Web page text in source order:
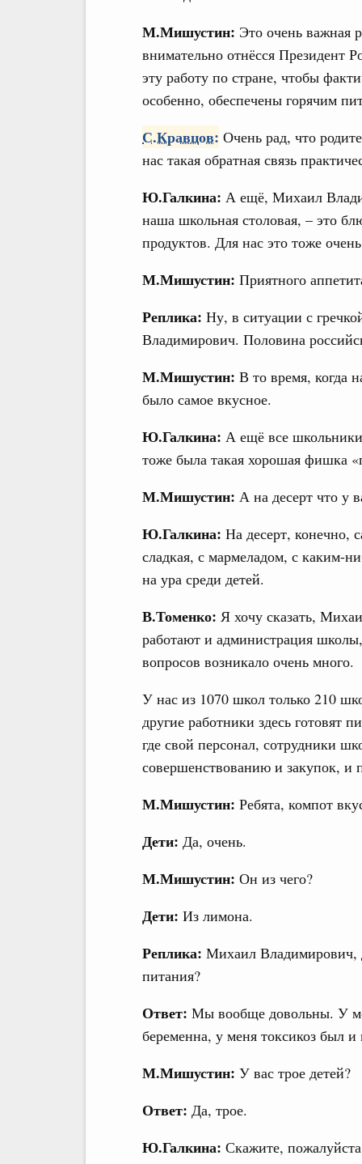
М.Мишустин: Это очень важная
внимательно отнёсся Президент
эту работу по стране, чтобы
особенно, обеспечены горячим
С.Кравцов: Очень рад, что
нас такая обратная связь
Ю.Галкина: А ещё, Михаил
наша школьная столовая, – это
продуктов. Для нас это тоже
М.Мишустин: Приятного
Реплика: Ну, в ситуации с
Владимирович. Половина
М.Мишустин: В то время, когда
было самое вкусное.
Ю.Галкина: А ещё все
тоже была такая хорошая фишка
М.Мишустин: А на десерт что у
Ю.Галкина: На десерт, конечно,
сладкая, с мармеладом, с каким-
на ура среди детей.
В.Томенко: Я хочу сказать,
работают и администрация
вопросов возникало очень много.
У нас из 1070 школ только 210
другие работники здесь готовят
где свой персонал, сотрудники
совершенствованию и закупок, и
М.Мишустин: Ребята, компот
Дети: Да, очень.
М.Мишустин: Он из чего?
Дети: Из лимона.
Реплика: Михаил Владимирович,
питания?
Ответ: Мы вообще довольны. У
беременна, у меня токсикоз был и
М.Мишустин: У вас трое детей?
Ответ: Да, трое.
Ю.Галкина: Скажите,